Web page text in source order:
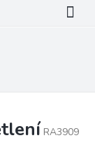
RA3909